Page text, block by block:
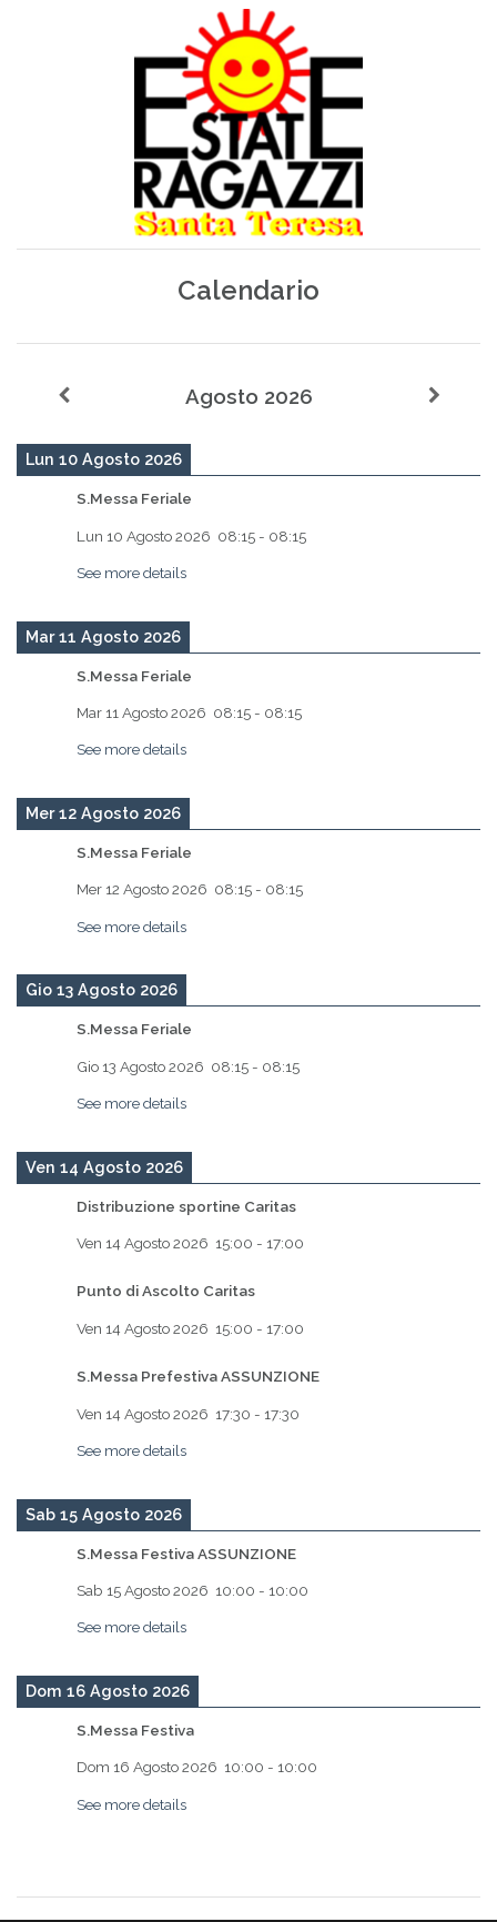
Calendario
Agosto 2026
Lun 10 Agosto 2026
S.Messa Feriale
Lun 10 Agosto 2026 08:15 - 08:15
See more details
Mar 11 Agosto 2026
S.Messa Feriale
Mar 11 Agosto 2026 08:15 - 08:15
See more details
Mer 12 Agosto 2026
S.Messa Feriale
Mer 12 Agosto 2026 08:15 - 08:15
See more details
Gio 13 Agosto 2026
S.Messa Feriale
Gio 13 Agosto 2026 08:15 - 08:15
See more details
Ven 14 Agosto 2026
Distribuzione sportine Caritas
Ven 14 Agosto 2026 15:00 - 17:00
Punto di Ascolto Caritas
Ven 14 Agosto 2026 15:00 - 17:00
S.Messa Prefestiva ASSUNZIONE
Ven 14 Agosto 2026 17:30 - 17:30
See more details
Sab 15 Agosto 2026
S.Messa Festiva ASSUNZIONE
Sab 15 Agosto 2026 10:00 - 10:00
See more details
Dom 16 Agosto 2026
S.Messa Festiva
Dom 16 Agosto 2026 10:00 - 10:00
See more details